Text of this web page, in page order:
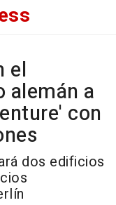
el
alemán a
con
dos edificios